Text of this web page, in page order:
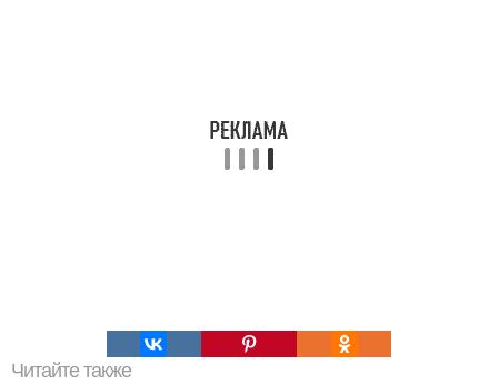
Читайте также